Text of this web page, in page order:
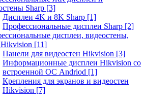
Sharp [3]
Дисплеи 4K и 8K Sharp [1]
Профессиональные дисплеи Sharp [2]
дисплеи, видеостены,
[11]
Панели для видеостен Hikvision [3]
Информационные дисплеи Hikvision со
встроенной ОС Andriod [1]
Крепления для экранов и видеостен
Hikvision [7]